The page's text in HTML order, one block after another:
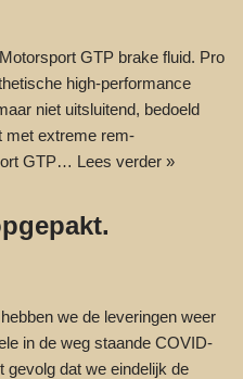
GTP brake fluid. Pro
high-performance
niet uitsluitend, bedoeld
met extreme rem-
GTP… Lees verder »
we de leveringen weer
in de weg staande COVID-
gevolg dat we eindelijk de